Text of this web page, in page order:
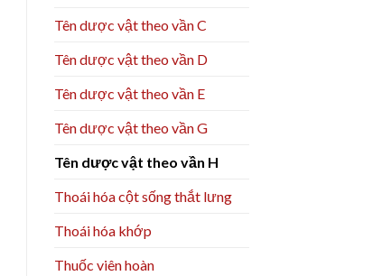
Tên dược vật theo vần C
Tên dược vật theo vần D
Tên dược vật theo vần E
Tên dược vật theo vần G
Tên dược vật theo vần H
Thoái hóa cột sống thắt lưng
Thoái hóa khớp
Thuốc viên hoàn